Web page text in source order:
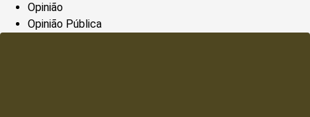
Opinião
Opinião Pública